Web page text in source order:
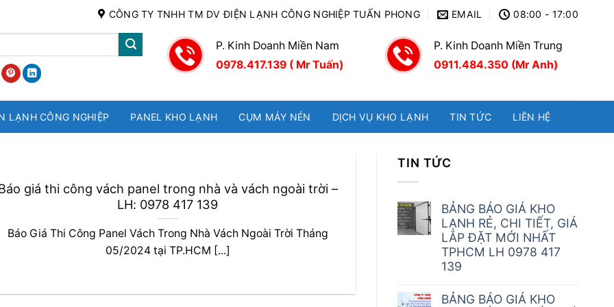
CÔNG TY TNHH TM DV ĐIỆN LẠNH CÔNG NGHIỆP TUẤN PHONG EMAIL 08:00 - 17:00
P. Kinh Doanh Miền Nam
0978.417.139 ( Mr Tuấn)
P. Kinh Doanh Miền Trung
0911.484.350 (Mr Anh)
LẠNH CÔNG NGHIỆP PANEL KHO LẠNH CỤM MÁY NÉN DỊCH VỤ KHO LẠNH TIN TỨC LIÊN HỆ
giá thi công vách panel trong nhà và vách ngoài trời –
LH: 0978 417 139
Báo Giá Thi Công Panel Vách Trong Nhà Vách Ngoài Trời Tháng
05/2024 tại TP.HCM [...]
TIN TỨC
BẢNG BÁO GIÁ KHO
LẠNH RẺ, CHI TIẾT, GIÁ
LẮP ĐẶT MỚI NHẤT
TPHCM LH 0978 417
139
BẢNG BÁO GIÁ KHO